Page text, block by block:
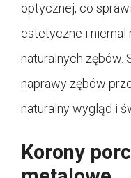
optycznej, co
estetyczne i niemal
naturalnych zębów.
naprawy zębów
naturalny wygląd i
Korony